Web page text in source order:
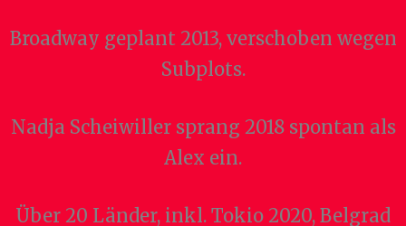
Broadway geplant 2013, verschoben wegen
Subplots.
Nadja Scheiwiller sprang 2018 spontan als
Alex ein.
Über 20 Länder, inkl. Tokio 2020, Belgrad